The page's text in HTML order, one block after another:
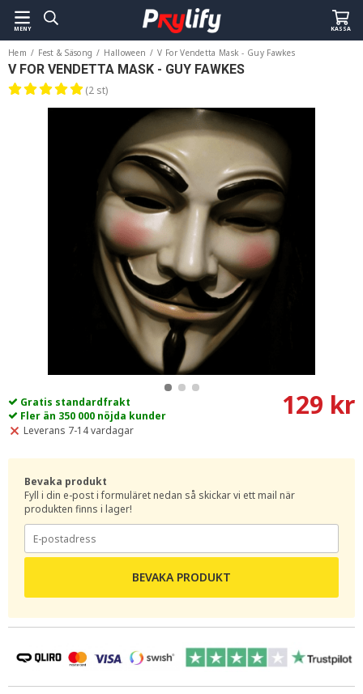
MENY KASSA
Hem / Fest & Säsong / Halloween / V For Vendetta Mask - Guy Fawkes
V FOR VENDETTA MASK - GUY FAWKES
(2 st)
Gratis standardfrakt
Fler än 350 000 nöjda kunder
Leverans 7-14 vardagar
129 kr
Bevaka produkt
Fyll i din e-post i formuläret nedan så skickar vi ett mail när
produkten finns i lager!
BEVAKA PRODUKT